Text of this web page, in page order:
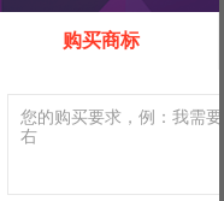
购买商标